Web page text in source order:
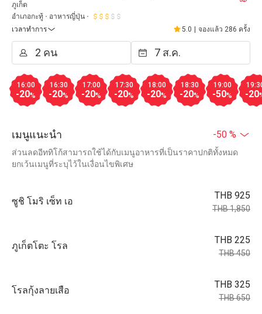
ภูเก็ต
อำเภอกะทู้
อาหารญี่ปุ่น
เวลาทำการ
5.0 จองแล้ว 286 ครั้ง
16:00
-20%
16:30
-20%
17:00
-20%
17:30
-20%
18:00
-20%
18:30
-20%
19:00
-50% -20
เมนูแนะนำ -50 %
ส่วนลดอีททิโก้สามารถใช้ได้กับเมนูอาหารที่เป็นราคาปกติทั้งหมด
ยกเว้นเมนูที่ระบุไว้ในเงื่อนไขพิเศษ
ซูชิ โมริ เซ็ท เอ
THB 925
THB 1,850
ภูเก็ตโตะ โรล
THB 225
THB 450
โรลกุ้งลายเสือ
THB 325
THB 650